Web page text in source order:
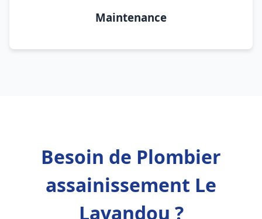
Maintenance
Besoin de Plombier
assainissement Le
Lavandou ?